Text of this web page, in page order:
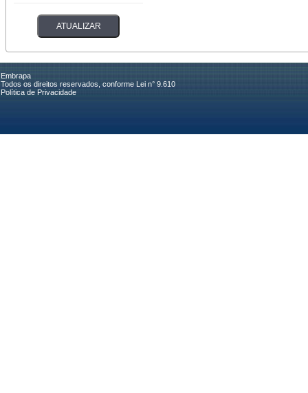
Embrapa
Todos os direitos reservados, conforme Lei n° 9.610
Política de Privacidade